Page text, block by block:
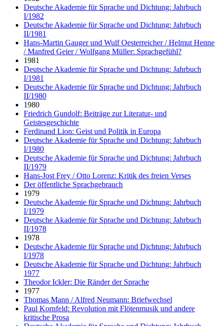
Deutsche Akademie für Sprache und Dichtung: Jahrbuch
I/1982
Deutsche Akademie für Sprache und Dichtung: Jahrbuch
II/1981
Hans-Martin Gauger und Wulf Oesterreicher / Helmut Henne
/ Manfred Geier / Wolfgang Müller: Sprachgefühl?
1981
Deutsche Akademie für Sprache und Dichtung: Jahrbuch
I/1981
Deutsche Akademie für Sprache und Dichtung: Jahrbuch
II/1980
1980
Friedrich Gundolf: Beiträge zur Literatur- und
Geistesgeschichte
Ferdinand Lion: Geist und Politik in Europa
Deutsche Akademie für Sprache und Dichtung: Jahrbuch
I/1980
Deutsche Akademie für Sprache und Dichtung: Jahrbuch
II/1979
Hans-Jost Frey / Otto Lorenz: Kritik des freien Verses
Der öffentliche Sprachgebrauch
1979
Deutsche Akademie für Sprache und Dichtung: Jahrbuch
I/1979
Deutsche Akademie für Sprache und Dichtung: Jahrbuch
II/1978
1978
Deutsche Akademie für Sprache und Dichtung: Jahrbuch
I/1978
Deutsche Akademie für Sprache und Dichtung: Jahrbuch
1977
Theodor Ickler: Die Ränder der Sprache
1977
Thomas Mann / Alfred Neumann: Briefwechsel
Paul Kornfeld: Revolution mit Flötenmusik und andere
kritische Prosa